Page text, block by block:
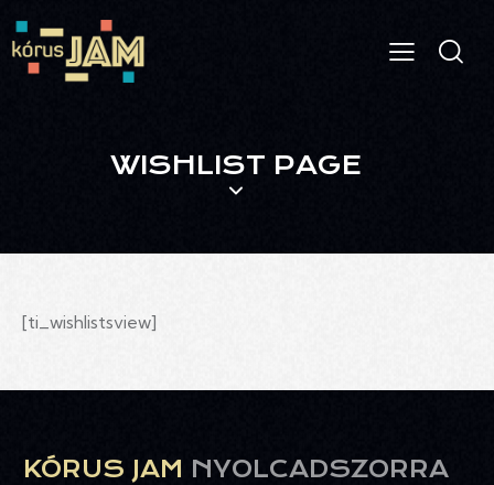
WISHLIST PAGE
[ti_wishlistsview]
KÓRUS JAM NYOLCADSZORRA